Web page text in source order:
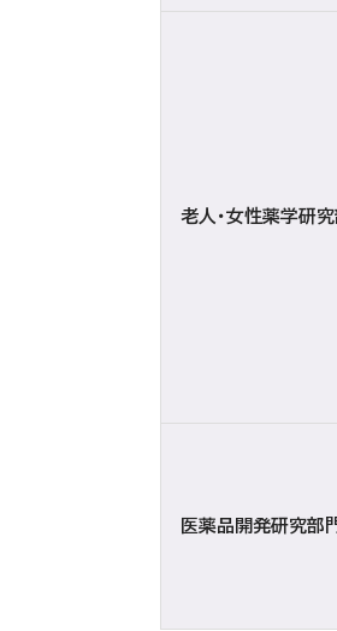
老人・女性薬学研
医薬品開発研究部